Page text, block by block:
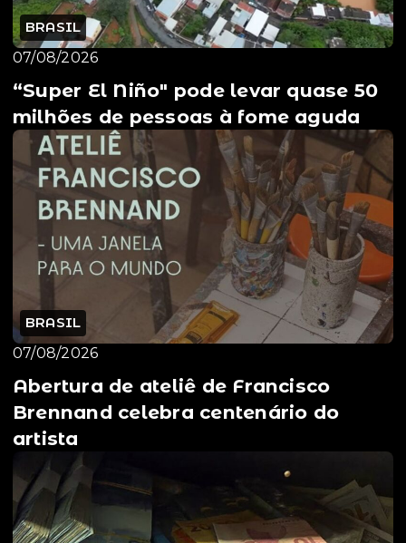
BRASIL
07/08/2026
“Super El Niño" pode levar quase 50
milhões de pessoas à fome aguda
BRASIL
07/08/2026
Abertura de ateliê de Francisco
Brennand celebra centenário do
artista